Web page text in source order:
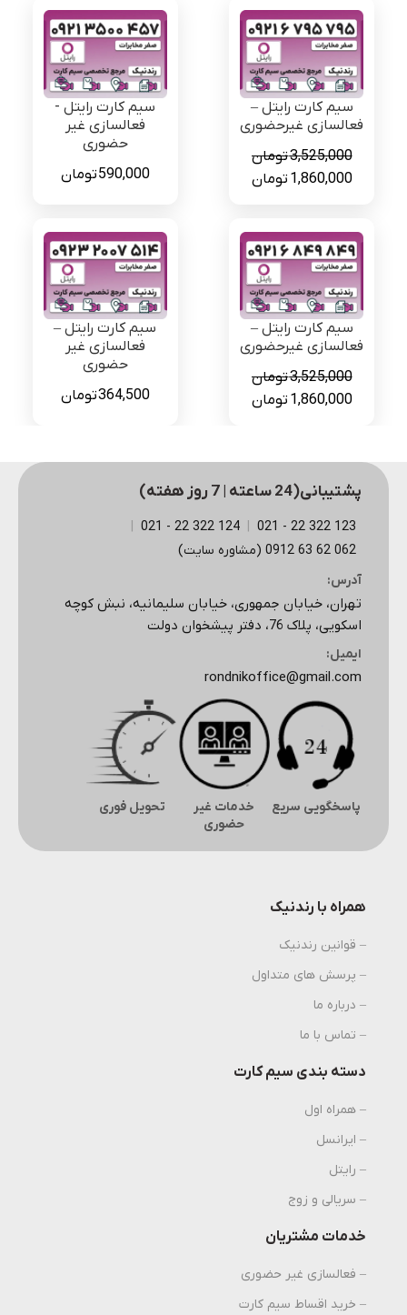
سیم کارت رایتل –
فعالسازی غیرحضوری
3,525,000تومان
قیمت
بود.
1,860,000 تومانقیمت
است.
سیم کارت رایتل -
فعالسازی غیر
حضوری
590,000تومان
سیم کارت رایتل –
فعالسازی غیرحضوری
3,525,000تومان
قیمت
بود.
1,860,000 تومانقیمت
است.
سیم کارت رایتل –
فعالسازی غیر
حضوری
364,500تومان
پشتیبانی(24 ساعته | 7 روز هفته)
123 322 22 - 021
124 322 22 - 021
062 62 63 0912 (مشاوره سایت)
آدرس:
تهران، خیابان جمهوری، خیابان سلیمانیه، نبش کوچه
اسکویی، پلاک 76، دفتر پیشخوان دولت
ایمیل:
rondnikoffice@gmail.com
پاسخگویی سریع
خدمات غیر
حضوری
تحویل فوری
همراه با رندنیک
– قوانین رندنیک
– پرسش های متداول
– درباره ما
– تماس با ما
دسته بندی سیم کارت
– همراه اول
– ایرانسل
– رایتل
– سریالی و زوج
خدمات مشتریان
– فعالسازی غیر حضوری
– خرید اقساط سیم کارت